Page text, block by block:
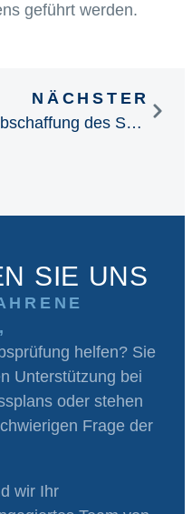
geführt werden.
NÄCHSTER
Abschaffung des Solidaritätszuschlags 1995
SIE UNS
helfen? Sie
Unterstützung bei
oder stehen
Frage der
wir Ihr